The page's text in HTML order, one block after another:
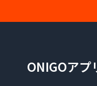
ONIGOアプ